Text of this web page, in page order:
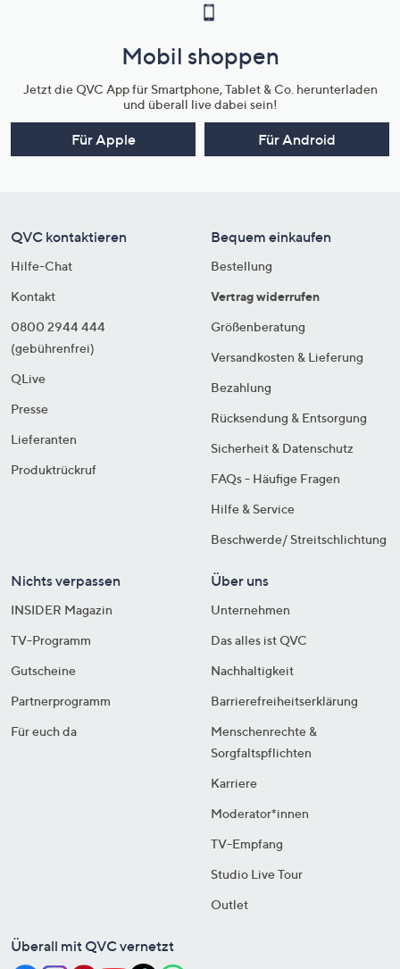
Mobil shoppen
Jetzt die QVC App für Smartphone, Tablet & Co. herunterladen
und überall live dabei sein!
Für Apple Für Android
QVC kontaktieren
Hilfe-Chat
Kontakt
0800 2944 444
(gebührenfrei)
QLive
Presse
Lieferanten
Produktrückruf
Bequem einkaufen
Bestellung
Vertrag widerrufen
Größenberatung
Versandkosten & Lieferung
Bezahlung
Rücksendung & Entsorgung
Sicherheit & Datenschutz
FAQs - Häufige Fragen
Hilfe & Service
Beschwerde/ Streitschlichtung
Nichts verpassen
INSIDER Magazin
TV-Programm
Gutscheine
Partnerprogramm
Für euch da
Über uns
Unternehmen
Das alles ist QVC
Nachhaltigkeit
Barrierefreiheitserklärung
Menschenrechte &
Sorgfaltspflichten
Karriere
Moderator*innen
TV-Empfang
Studio Live Tour
Outlet
Überall mit QVC vernetzt